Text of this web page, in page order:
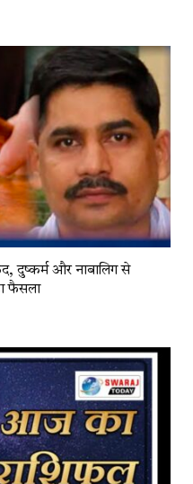
दुष्कर्म और नाबालिग से
फैसला